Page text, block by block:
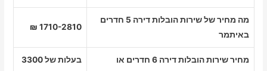
מה מחיר של שירות הובלות דירה 5 חדרים
באיתמר
1710-2810 ₪
מחיר שירות הובלות דירה 6 חדרים או
בעלות של 3300